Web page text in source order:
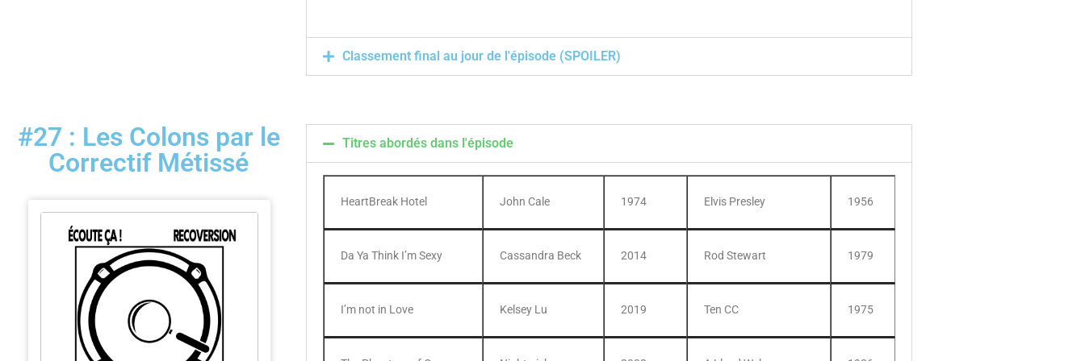
Classement final au jour de l'épisode (SPOILER)
#27 : Les Colons par le
Correctif Métissé
Titres abordés dans l'épisode
HeartBreak Hotel John Cale 1974 Elvis Presley 1956
Da Ya Think I’m Sexy Cassandra Beck 2014 Rod Stewart 1979
I’m not in Love Kelsey Lu 2019 Ten CC 1975